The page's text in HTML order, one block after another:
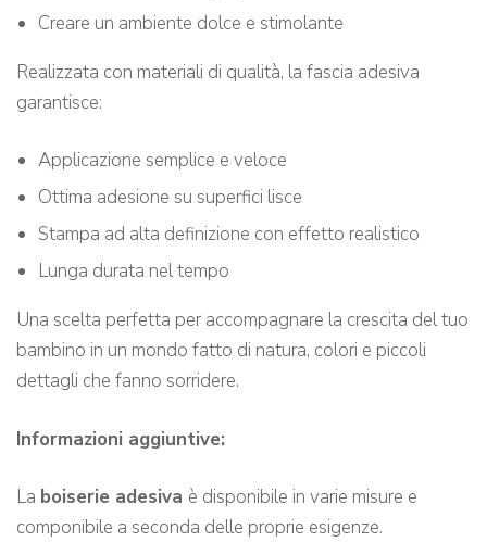
Creare un ambiente dolce e stimolante
Realizzata con materiali di qualità, la fascia adesiva
garantisce:
Applicazione semplice e veloce
Ottima adesione su superfici lisce
Stampa ad alta definizione con effetto realistico
Lunga durata nel tempo
Una scelta perfetta per accompagnare la crescita del tuo
bambino in un mondo fatto di natura, colori e piccoli
dettagli che fanno sorridere.
Informazioni aggiuntive:
La boiserie adesiva è disponibile in varie misure e
componibile a seconda delle proprie esigenze.